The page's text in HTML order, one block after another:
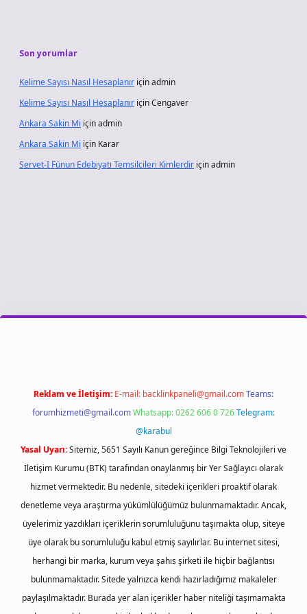
Son yorumlar
Kelime Sayısı Nasıl Hesaplanır içinadmin
Kelime Sayısı Nasıl Hesaplanır içinCengaver
Ankara Sakin Mi içinadmin
Ankara Sakin Mi için Karar
Servet-I Fünun Edebiyatı Temsilcileri Kimlerdir içinadmin
Reklam ve İletişim: E-mail: backlinkpaneli@gmail.comTeams:
forumhizmeti@gmail.comWhatsapp: 0262 606 0 726Telegram:
@karabul
Yasal Uyarı:Sitemiz, 5651 Sayılı Kanun gereğince Bilgi Teknolojileri ve
İletişim Kurumu (BTK) tarafından onaylanmış bir Yer Sağlayıcı olarak
hizmet vermektedir. Bu nedenle, sitedeki içerikleri proaktif olarak
denetleme veya araştırma yükümlülüğümüz bulunmamaktadır. Ancak,
üyelerimiz yazdıkları içeriklerin sorumluluğunu taşımakta olup, siteye
üye olarak bu sorumluluğu kabul etmiş sayılırlar. Bu internet sitesi,
herhangi bir marka, kurum veya şahıs şirketi ile hiçbir bağlantısı
bulunmamaktadır. Sitede yalnızca kendi hazırladığımız makaleler
paylaşılmaktadır. Burada yer alan içerikler haber niteliği taşımamakta